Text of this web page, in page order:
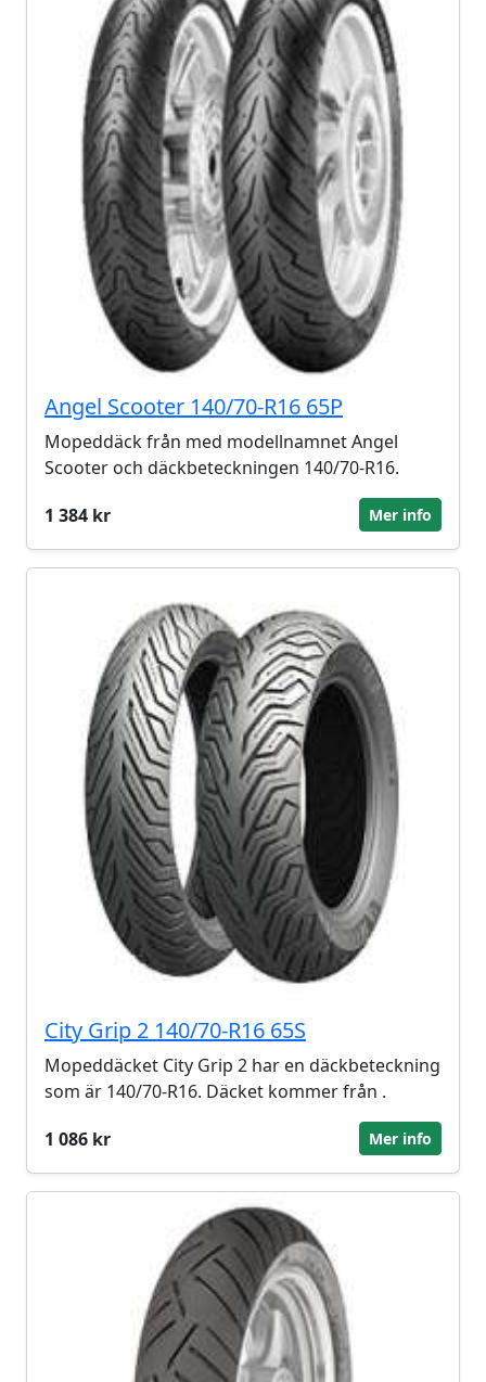
Angel Scooter 140/70-R16 65P
Mopeddäck från med modellnamnet Angel
Scooter och däckbeteckningen 140/70-R16.
1 384 kr
Mer info
City Grip 2 140/70-R16 65S
Mopeddäcket City Grip 2 har en däckbeteckning
som är 140/70-R16. Däcket kommer från .
1 086 kr
Mer info